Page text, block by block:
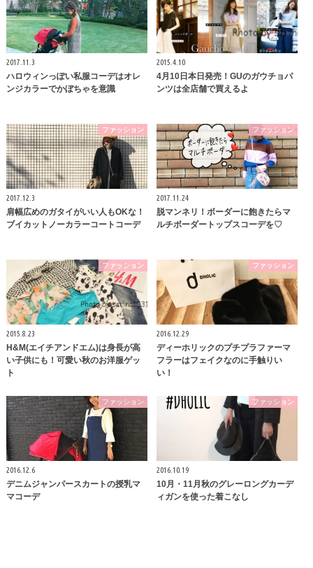
2017.11.3
ハロウィンっぽい私服コーデはオレ
ンジカラーでかぼちゃを意識
2015.4.10
4月10日本日発売！GUのガウチョパ
ンツは全店舗で買えるよ
ファッション
2017.12.3
肩幅広めのガタイがいい人もOKな！
ブイカットノーカラーコートコーデ
ファッション
2017.11.24
脱マンネリ！ボーダーに飽きたらマ
ルチボーダートップスコーデを♡
ファッション
2015.8.23
H&M(エイチアンドエム)は身長が高
い子供にも！可愛い秋のお洋服ゲッ
ト
ファッション
2016.12.29
ディーホリックのプチプラファーマ
フラーはフェイクなのに手触りい
い！
ファッション
2016.12.6
デニムジャンパースカートの授乳マ
マコーデ
ファッション
2016.10.19
10月・11月秋のグレーロングカーデ
ィガンを使った着こなし